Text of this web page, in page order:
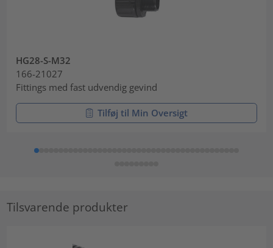
HG28-S-M32
166-21027
Fittings med fast udvendig gevind
Tilføj til Min Oversigt
Tilsvarende produkter